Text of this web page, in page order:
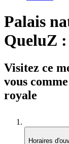
Palais
QueluZ
Visitez ce
vous
royale
Horaires